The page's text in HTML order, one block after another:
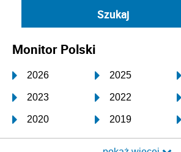
Monitor Polski
2026 2025
2023 2022
2020 2019
2017 2016